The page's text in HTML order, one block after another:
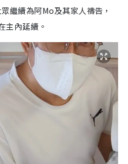
繼續為阿Mo及其家人禱告，
主內延續。